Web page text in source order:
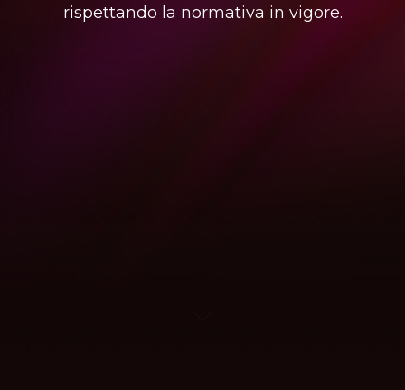
rispettando la normativa in vigore.